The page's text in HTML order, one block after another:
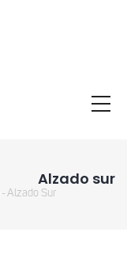
Alzado sur
- Alzado Sur